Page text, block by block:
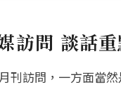
訪問 談話
刊訪問，一方面當